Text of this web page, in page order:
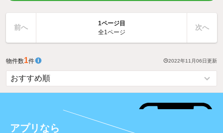
前へ
1ページ目
全1ページ
次へ
物件数1件 2022年11月06日更新
アプリなら